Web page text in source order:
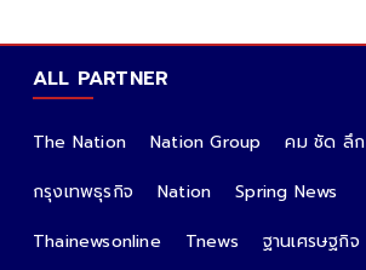
ALL PARTNER
The Nation Nation Group
คม ชัด ลึก
กรุงเทพธุรกิจ
Nation
Spring News
Thainewsonline
Tnews ฐานเศรษฐกิจ